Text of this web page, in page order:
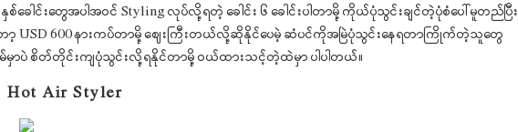
စ်ခေါင်းတွေအပါအဝင် Styling လုပ်လို့ရတဲ့ ခေါင်း ၆ ခေါင်းပါတာမို့ ကိုယ်ပုံသွင်းချင်တဲ့ပုံစံပေါ်မူတည်ပြီး
ကတော့ USD 600 နားကပ်တာမို့ ဈေးကြီးတယ်လို့ဆိုနိုင်ပေမဲ့ ဆံပင်ကိုအမြဲပုံသွင်းနေရတာကြိုက်တဲ့သူတွေ
ာပဲ စိတ်တိုင်းကျပုံသွင်းလို့ရနိုင်တာမို့ ဝယ်ထားသင့်တဲ့ထဲမှာ ပါပါတယ်။
Hot Air Styler